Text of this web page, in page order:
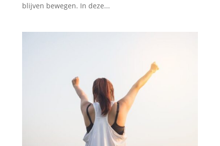
blijven bewegen. In deze...